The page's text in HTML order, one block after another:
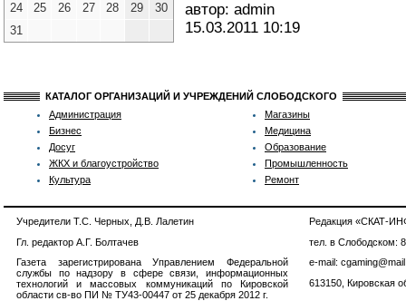
24
25 26 27 28 29
30
31
автор: admin
15.03.2011 10:19
КАТАЛОГ ОРГАНИЗАЦИЙ И УЧРЕЖДЕНИЙ СЛОБОДСКОГО
Администрация
Бизнес
Досуг
ЖКХ и благоустройство
Культура
Магазины
Медицина
Образование
Промышленность
Ремонт
Учредители Т.С. Черных, Д.В. Лалетин
Гл. редактор А.Г. Болтачев
Газета зарегистрирована Управлением Федеральной
службы по надзору в сфере связи, информационных
технологий и массовых коммуникаций по Кировской
области св-во ПИ № ТУ43-00447 от 25 декабря 2012 г.
Редакция «СКАТ-
тел. в Слободском:
e-mail:
613150, Кировская